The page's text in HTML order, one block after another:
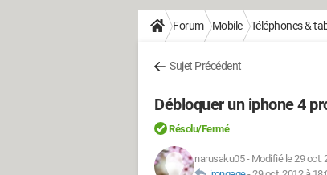
Forum Mobile Téléphones &
Sujet Précédent
Débloquer un iphone 4
Résolu/Fermé
narusaku05- Modifié le 29 oct.